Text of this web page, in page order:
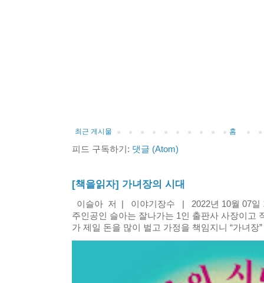
최근 게시물 홈
피드 구독하기: 댓글 (Atom)
[책을읽자] 가녀장의 시대
이슬아 저 | 이야기장수 | 2022년 10월 07일
주인공인 슬아는 잘나가는 1인 출판사 사장이고
가 제일 돈을 많이 벌고 가정을 책임지니 “가녀장